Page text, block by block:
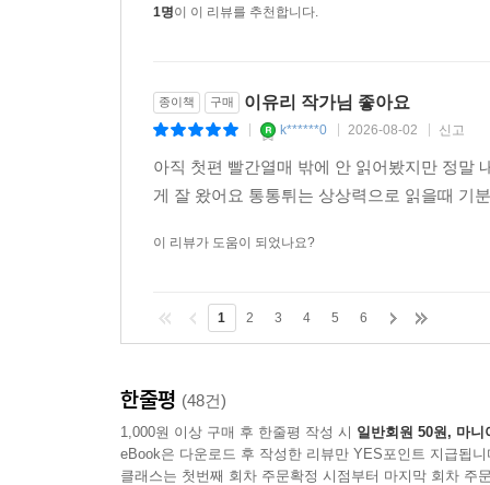
아주 오래전의 이야기다.
있는 눈사람 모양의 구멍은 아주 작았고 못 대
이쯤이다 싶은 곳에 갖다 대기를 반복했으나 구
썼다. 그러다 어느 순간, 전혀 예상치 못한 위치
짤깍 들어맞았고, 그 순간부터 시계는 마치 이 집
짓게 된다면 그 책의 말미에 이 이야기를 쓸 수도
2021년 가을
1명이 이 리뷰를 추천합니다.
종이책 구매 이유리 작가님 좋아요
k******0 2026-08-02 신고
아직 첫편 빨간열매 밖에 안 읽어봤지만 정말
게 잘 왔어요 통통튀는 상상력으로 읽을때 기
이 리뷰가 도움이 되었나요?
1 2 3 4 5 6
한줄평 (48건)
1,000원 이상 구매 후 한줄평 작성 시 일반회원 50원, 마니
eBook은 다운로드 후 작성한 리뷰만 YES포인트 지급됩니
클래스는 첫번째 회차 주문확정 시점부터 마지막 회차 주